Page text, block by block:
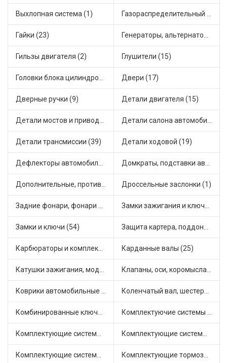
Выхлопная система (1) Газораспределительный механизм (2)
Гайки (23) Генераторы, альтернаторы и комплектующие (48)
Гильзы двигателя (2) Глушители (15)
Головки блока цилиндров (2) Двери (17)
Дверные ручки (9) Детали двигателя (15)
Детали мостов и привода трансмиссии (58) Детали салона автомобиля (47)
Детали трансмиссии (39) Детали ходовой (19)
Дефлекторы автомобильные (4) Домкраты, подставки автомобильные (1)
Дополнительные, противотуманные фары (2) Дроссельные заслонки (1)
Задние фонари, фонари видимости (5) Замки зажигания и ключи (11)
Замки и ключи (54) Защита картера, поддона, КПП (3)
Карбюраторы и комплектующие (32) Карданные валы (25)
Катушки зажигания, модули зажигания (3) Клапаны, оси, коромысла (14)
Коврики автомобильные (7) Коленчатый вал, шестерни коленчатого вала (9)
Комбинированные ключи (3) Комплектуючие системы стеклоочистителя (9)
Комплектующие системы выпуска отработавших газов (10) Комплектующие системы отопления (25)
Комплектующие системы питания (12) Комплектующие тормозной системы (22)